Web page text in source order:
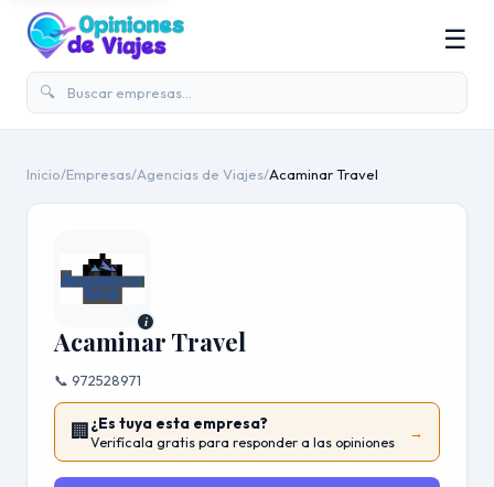
🔍
☰
Inicio/Empresas/Agencias de Viajes/Acaminar Travel
i
Acaminar Travel
📞 972528971
🏢¿Es tuya esta empresa?
Verifícala gratis para responder a las opiniones
→